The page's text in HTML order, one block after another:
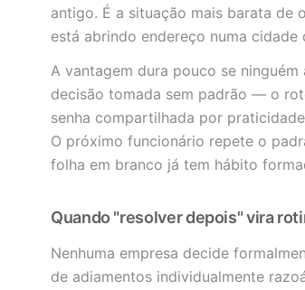
antigo. É a situação mais barata de
está abrindo endereço numa
A vantagem dura pouco se
decisão tomada sem padrão — o
senha compartilhada por
O próximo funcionário repete o
folha em branco já tem hábito
Quando "resolver depois" vira
Nenhuma empresa decide
de adiamentos individualmente